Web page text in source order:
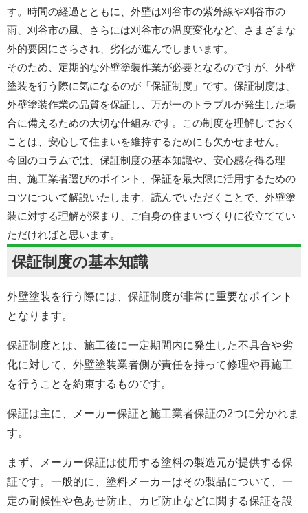
す。時間の経過とともに、外壁は刈谷市の紫外線や刈谷市の
雨、刈谷市の風、さらには刈谷市の温度変化など、さまざまな
外的要因にさらされ、劣化が進んでしまいます。
そのため、定期的な外壁塗装作業が必要となるのですが、外壁
塗装を行う際に気になるのが「保証制度」です。保証制度は、
外壁塗装作業の品質を保証し、万が一のトラブルが発生した場
合に備えるための大切な仕組みです。
この制度を理解しておく
ことは、安心して住まいを維持するためにも欠かせません。
今回のコラムでは、保証制度の基本知識や、安心感を得る理
由、施工業者選びのポイント、保証を最大限に活用するための
コツについて解説いたします。読んでいただくことで、外壁塗
装に対する理解が深まり、ご自身の住まいづくりに役立ててい
ただければと思います。
保証制度の基本知識
外壁塗装を行う際には、保証制度が非常に重要なポイント
となります。
保証制度とは、施工後に一定期間内に発生した不具合や劣
化に対して、 外壁塗装業者側が責任を持って修理や再施工
を行うことを約束するものです。
保証は主に、メーカー保証と施工業者保証の2つに分かれま
す。
まず、メーカー保証は使用する塗料の製造元が提供する保
証です。一般的に、塗料メーカーはその製品について、一
定の耐候性や色あせ防止、カビ防止などに関する保証を設